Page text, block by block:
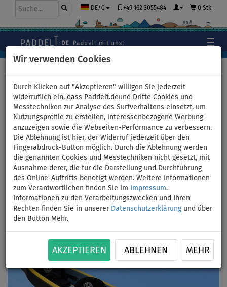
Wir verwenden Cookies
Durch Klicken auf "Akzeptieren" willigen Sie jederzeit
widerruflich ein, dass Paddelt.deund Dritte Cookies und
Messtechniken zur Analyse des Surfverhaltens einsetzt, um
Nutzungsprofile zu erstellen, interessenbezogene Werbung
anzuzeigen sowie die Webseiten-Performance zu verbessern.
Die Ablehnung ist hier, der Widerruf jederzeit über den
Fingerabdruck-Button möglich. Durch die Ablehnung werden
die genannten Cookies und Messtechniken nicht gesetzt, mit
Ausnahme derer, die für die Darstellung und Durchführung
des Online-Auftritts benötigt werden. Weitere Informationen
zum Verantwortlichen finden Sie im
Impressum.
Informationen zu den Verarbeitungszwecken und Ihren
Rechten finden Sie in unserer Datenschutzerklärungund über
den Button Mehr.
AKZEPTIEREN ABLEHNEN MEHR
DE/€ +49 162 3055484 0 Stk.
Geschenkgutschein für den
Kauf eines Kajaks bei
PADDELT.DE - Wert: 300 Euro